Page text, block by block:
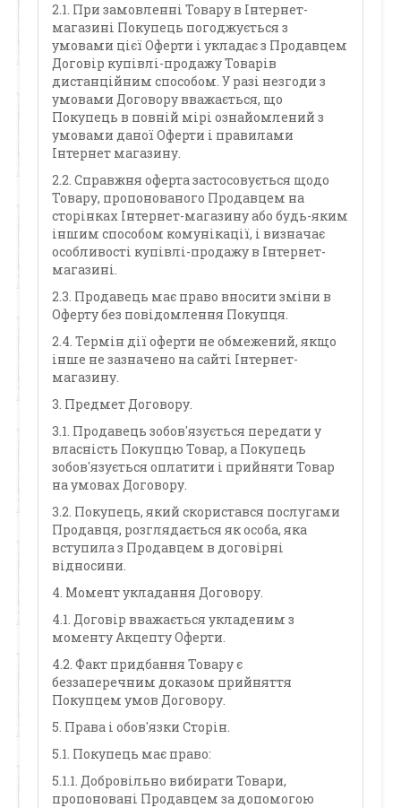
2.1. При замовленні Товару в Інтернет-
магазині Покупець погоджується з
умовами цієї Оферти і укладає з Продавцем
Договір купівлі-продажу Товарів
дистанційним способом. У разі незгоди з
умовами Договору вважається, що
Покупець в повній мірі ознайомлений з
умовами даної Оферти і правилами
Інтернет магазину.
2.2. Справжня оферта застосовується щодо
Товару, пропонованого Продавцем на
сторінках Інтернет-магазину або будь-яким
іншим способом комунікації, і визначає
особливості купівлі-продажу в Інтернет-
магазині.
2.3. Продавець має право вносити зміни в
Оферту без повідомлення Покупця.
2.4. Термін дії оферти не обмежений, якщо
інше не зазначено на сайті Інтернет-
магазину.
3. Предмет Договору.
3.1. Продавець зобов'язується передати у
власність Покупцю Товар, а Покупець
зобов'язується оплатити і прийняти Товар
на умовах Договору.
3.2. Покупець, який скористався послугами
Продавця, розглядається як особа, яка
вступила з Продавцем в договірні
відносини.
4. Момент укладання Договору.
4.1. Договір вважається укладеним з
моменту Акцепту Оферти.
4.2. Факт придбання Товару є
беззаперечним доказом прийняття
Покупцем умов Договору.
5. Права і обов'язки Сторін.
5.1. Покупець має право:
5.1.1. Добровільно вибирати Товари,
пропоновані Продавцем за допомогою